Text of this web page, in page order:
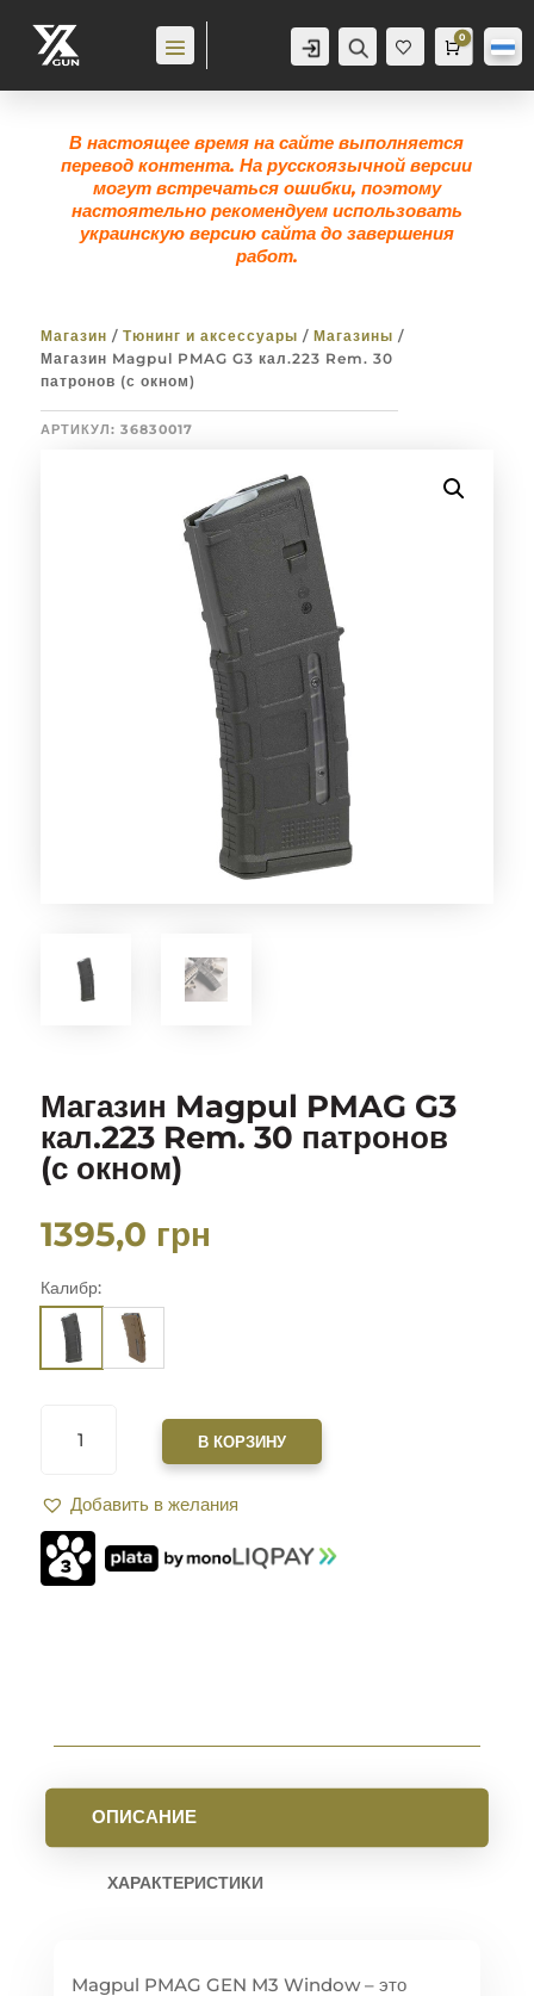
Аккаунт Поиск
Же
лан
Корзина
0
0,0грн
В настоящее время на сайте выполняется
перевод контента. На русскоязычной версии
могут встречаться ошибки, поэтому
настоятельно рекомендуем использовать
украинскую версию сайта до завершения
работ.
Магазин / Тюнинг и аксессуары / Магазины /
Магазин Magpul PMAG G3 кал.223 Rem. 30
патронов (с окном)
АРТИКУЛ: 36830017
Магазин Magpul PMAG G3
кал.223 Rem. 30 патронов
(с окном)
1395,0 грн
Калибр:
ТОВАРА
PMAG
G3
КАЛ.223
REM.
В КОРЗИНУ
Добавить в желания
ОПИСАНИЕ
ХАРАКТЕРИСТИКИ
Magpul PMAG GEN M3 Window – это